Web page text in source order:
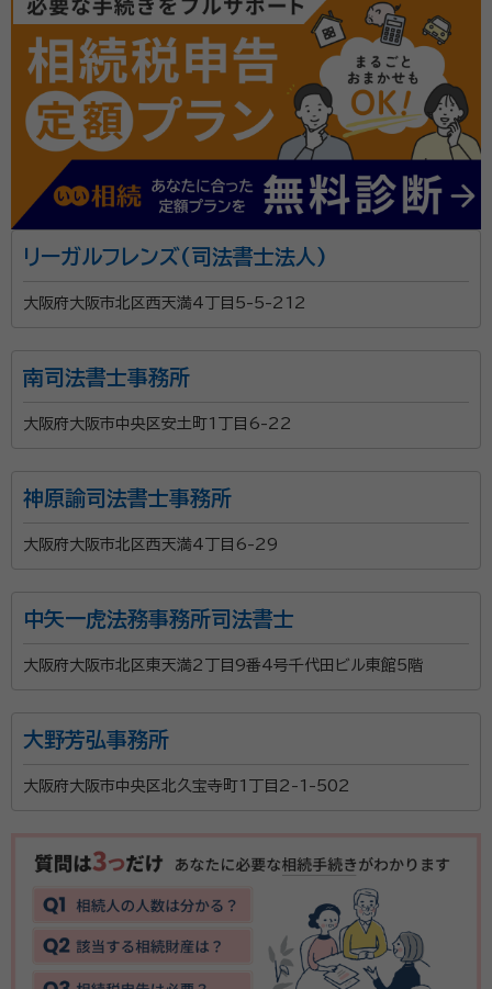
リーガルフレンズ(司法書士法人)
大阪府大阪市北区西天満4丁目5-5-212
南司法書士事務所
大阪府大阪市中央区安土町1丁目6-22
神原諭司法書士事務所
大阪府大阪市北区西天満4丁目6-29
中矢一虎法務事務所司法書士
大阪府大阪市北区東天満2丁目9番4号千代田ビル東館5階
大野芳弘事務所
大阪府大阪市中央区北久宝寺町1丁目2-1-502